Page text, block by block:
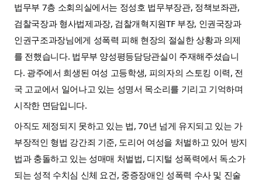
법무부 7층 소회의실에서는 정성호 법무부장관, 정책보좌관,
검찰국장과 형사법제과장, 검찰개혁지원TF 부장, 인권국장과
인권구조과장님에게 성폭력 피해 현장의 절실한 상황과 의제
를 전했습니다. 법무부 양성평등담당관실이 주재해주셨습니
다. 광주에서 희생된 여성 고등학생, 피의자의 스토킹 이력, 전
국 고교에서 일어나고 있는 성명서 목소리를 기리고 기억하며
시작한 면담입니다.
아직도 제정되지 못하고 있는 법, 70년 넘게 유지되고 있는 가
부장적인 형법 강간죄 기준, 도리어 여성을 처벌하고 있어 방지
법과 충돌하고 있는 성매매 처벌법, 디지털 성폭력에서 독소가
되는 성적 수치심 신체 요건, 중증장애인 성폭력 수사 및 진술